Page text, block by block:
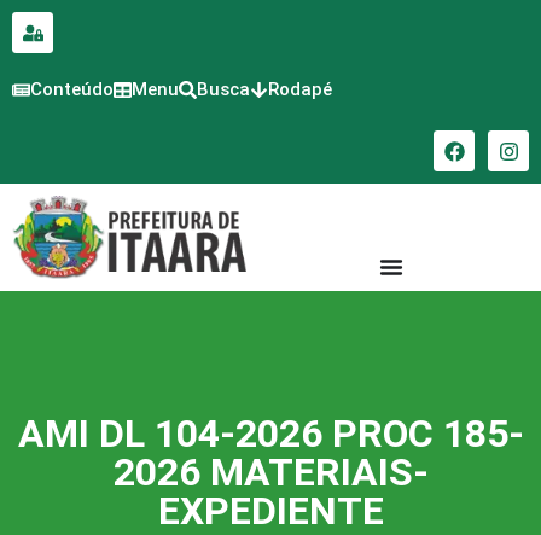
conteúdo
Conteúdo Menu Busca Rodapé
AMI DL 104-2026 PROC 185-
2026 MATERIAIS-
EXPEDIENTE